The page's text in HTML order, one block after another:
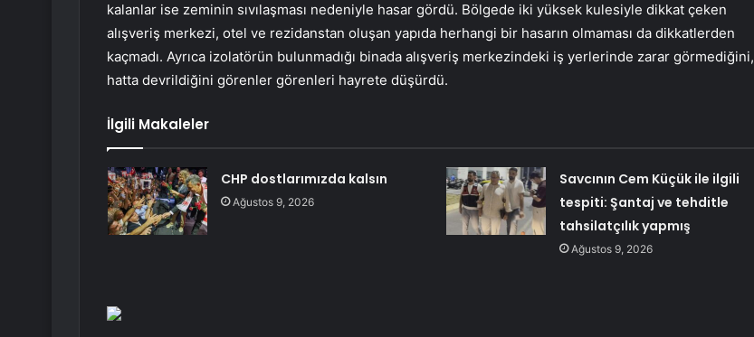
kalanlar ise zeminin sıvılaşması nedeniyle hasar gördü. Bölgede iki yüksek kulesiyle dikkat çeken
alışveriş merkezi, otel ve rezidanstan oluşan yapıda herhangi bir hasarın olmaması da dikkatlerden
kaçmadı. Ayrıca izolatörün bulunmadığı binada alışveriş merkezindeki iş yerlerinde zarar görmediğini,
hatta devrildiğini görenler görenleri hayrete düşürdü.
İlgili Makaleler
CHP dostlarımızda kalsın
Ağustos 9, 2026
Savcının Cem Küçük ile ilgili
tespiti: Şantaj ve tehditle
tahsilatçılık yapmış
Ağustos 9, 2026